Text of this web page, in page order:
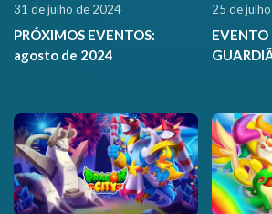
31 de julho de 2024
PRÓXIMOS EVENTOS:
agosto de 2024
25 de
EVENTO